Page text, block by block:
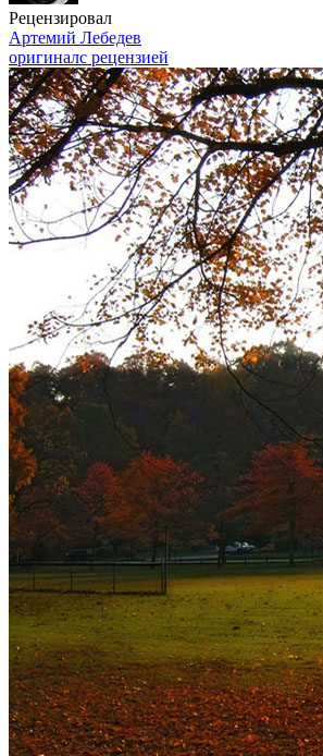
Рецензировал
Артемий Лебедев
оригиналс рецензией